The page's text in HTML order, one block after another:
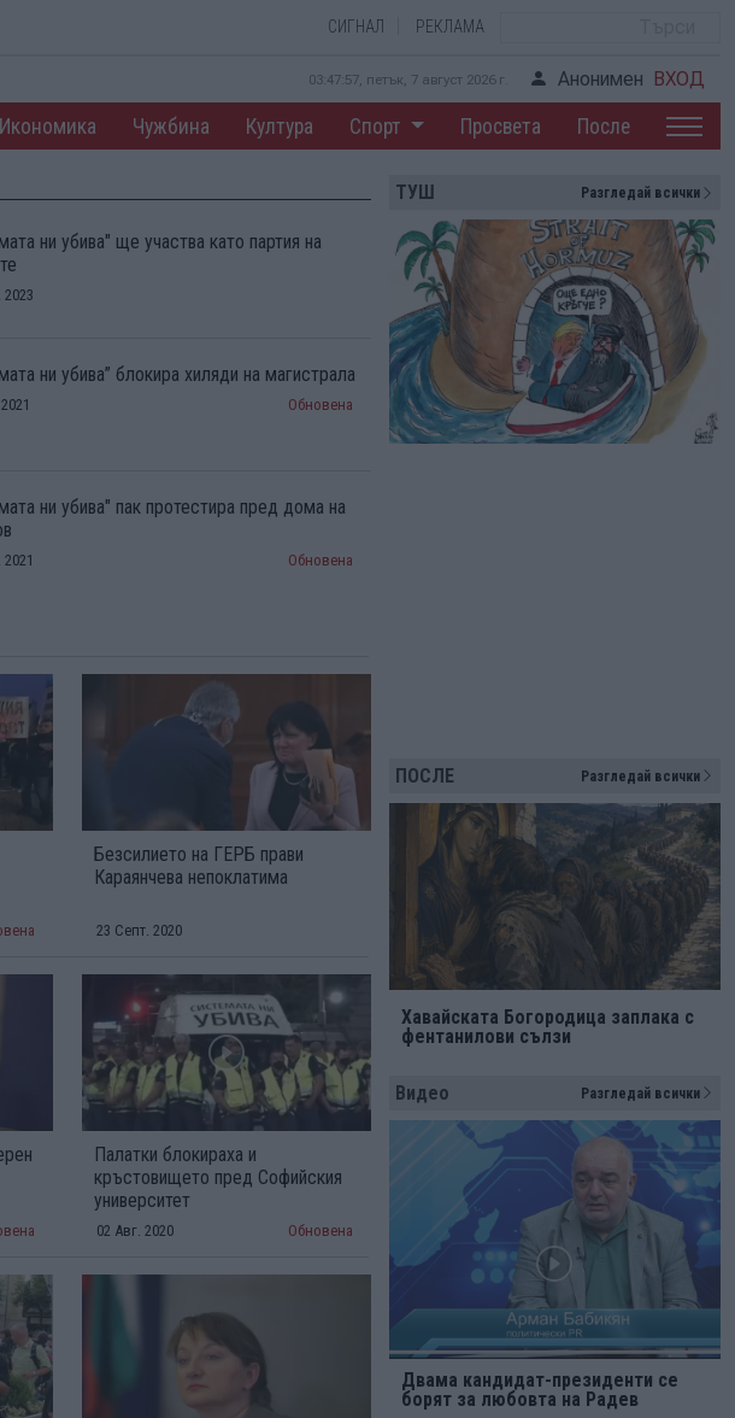
СИГНАЛ РЕКЛАМА
03:47:58, петък, 7 август 2026 г. Анонимен ВХОД
Икономика Чужбина Култура Спорт Просвета После
ни убива" ще участва като партия на
ни убива” блокира хиляди на магистрала
Обновена
ни убива" пак протестира пред дома на
Обновена
Безсилието на ГЕРБ прави
Караянчева непоклатима
23 Септ. 2020
Палатки блокираха и
кръстовището пред Софийския
университет
02 Авг. 2020 Обновена
ТУШ Разгледай всички
ПОСЛЕ Разгледай всички
Хавайската Богородица заплака с
фентанилови сълзи
Видео Разгледай всички
Двама кандидат-президенти се
борят за любовта на Радев